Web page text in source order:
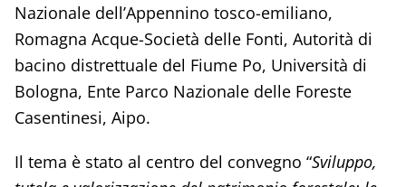
Nazionale dell’Appennino tosco-emiliano,
Romagna Acque-Società delle Fonti, Autorità di
bacino distrettuale del Fiume Po, Università di
Bologna, Ente Parco Nazionale delle Foreste
Casentinesi, Aipo.
Il tema è stato al centro del convegno “Sviluppo,